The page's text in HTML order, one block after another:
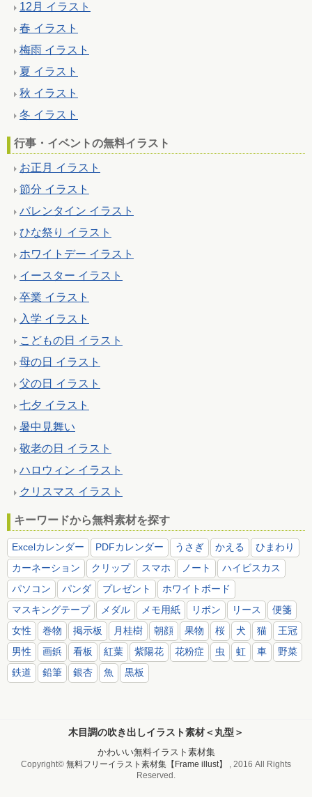
12月 イラスト
春 イラスト
梅雨 イラスト
夏 イラスト
秋 イラスト
冬 イラスト
行事・イベントの無料イラスト
お正月 イラスト
節分 イラスト
バレンタイン イラスト
ひな祭り イラスト
ホワイトデー イラスト
イースター イラスト
卒業 イラスト
入学 イラスト
こどもの日 イラスト
母の日 イラスト
父の日 イラスト
七夕 イラスト
暑中見舞い
敬老の日 イラスト
ハロウィン イラスト
クリスマス イラスト
キーワードから無料素材を探す
Excelカレンダー PDFカレンダー うさぎ かえる
ひまわり
カーネーション
クリップ スマホ ノート
ハイビスカス
パソコン
パンダ プレゼント
ホワイトボード
マスキングテープ
メダル メモ用紙 リボン リース
便箋
女性
巻物 掲示板 月桂樹 朝顔 果物 桜 犬 猫
王冠
男性
画鋲 看板 紅葉 紫陽花 花粉症 虫 虹 車
野菜
鉄道
鉛筆 銀杏 魚 黒板
木目調の吹き出しイラスト素材＜丸型＞
かわいい無料イラスト素材集
Copyright© 無料フリーイラスト素材集【Frame illust】
, 2016 All Rights
Reserved.